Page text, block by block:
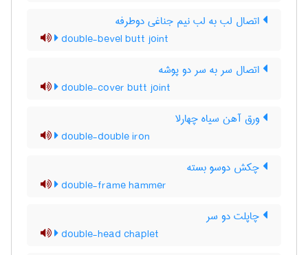
اتصال لب به لب نیم جناغی دوطرفه
double-bevel butt joint
اتصال سر به سر دو پوشه
double-cover butt joint
ورق آهن سیاه چهارلا
double-double iron
چکش دوسو بسته
double-frame hammer
چاپلت دو سر
double-head chaplet